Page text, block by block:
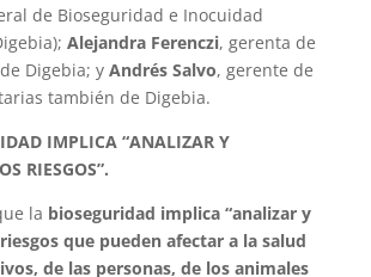
de Bioseguridad e Inocuidad
Alejandra Ferenczi, gerenta de
Digebia; y Andrés Salvo, gerente de
también de Digebia.
IMPLICA “ANALIZAR Y
RIESGOS”.
la bioseguridad implica “analizar y
que pueden afectar a la salud
de las personas, de los animales